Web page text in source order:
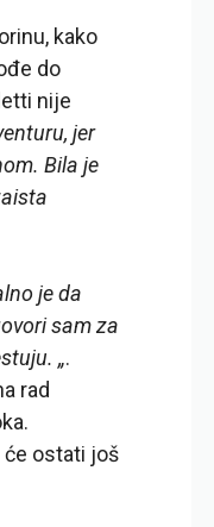
kako
do
nije
jer
Bila je
je da
sam za
„.
rad
će ostati još